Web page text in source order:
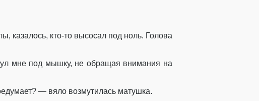
казалось, кто-то высосал под ноль. Голова
мне под мышку, не обращая внимания на
— вяло возмутилась матушка.